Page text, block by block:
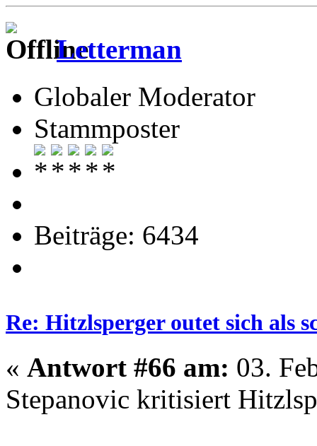
Letterman
Globaler Moderator
Stammposter
Beiträge: 6434
Re: Hitzlsperger outet sich als
« Antwort #66 am: 03.
Stepanovic kritisiert